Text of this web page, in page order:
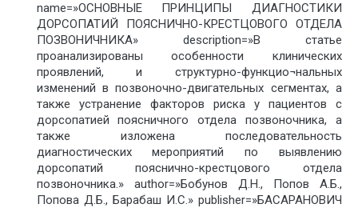
name=»ОСНОВНЫЕ ПРИНЦИПЫ ДИАГНОСТИКИ
ДОРСОПАТИЙ ПОЯСНИЧНО-КРЕСТЦОВОГО ОТДЕЛА
ПОЗВОНИЧНИКА» description=»В статье
проанализированы особенности клинических
проявлений, и структурно-функцио¬нальных
изменений в позвоночно-двигательных сегментах, а
также устранение факторов риска у пациентов с
дорсопатией поясничного отдела позвоночника, а
также изложена последовательность
диагностических мероприятий по выявлению
дорсопатий пояснично-крестцового отдела
позвоночника.» author=»Бобунов Д.Н., Попов А.Б.,
Попова Д.Б., Барабаш И.С.» publisher=»БАСАРАНОВИЧ